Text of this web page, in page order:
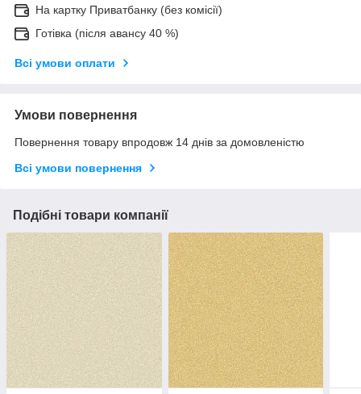
На картку Приватбанку (без комісії)
Готівка (після авансу 40 %)
Всі умови оплати
Умови повернення
Повернення товару впродовж 14 днів за домовленістю
Всі умови повернення
Подібні товари компанії